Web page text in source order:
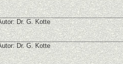
Dr. G. Kotte
Dr. G. Kotte